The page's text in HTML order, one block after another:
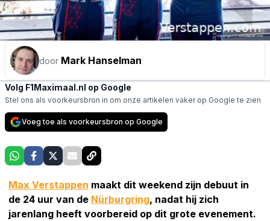
door Mark Hanselman
Volg F1Maximaal.nl op Google
Stel ons als voorkeursbron in om onze artikelen vaker op Google te zien
Voeg toe als voorkeursbron op Google
Max Verstappen maakt dit weekend zijn debuut in
de 24 uur van de Nürburgring, nadat hij zich
jarenlang heeft voorbereid op dit grote evenement.